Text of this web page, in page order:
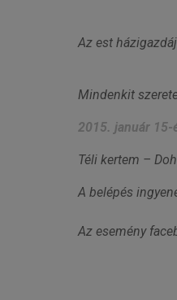
Az est
Mindenkit
2015. január 15-
Téli kertem –
A belépés
Az esemény